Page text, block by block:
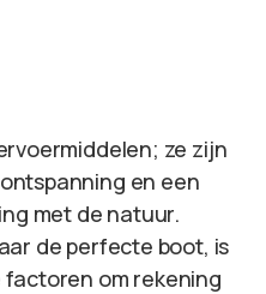
ze zijn
en een
met de natuur.
de perfecte boot, is
om rekening